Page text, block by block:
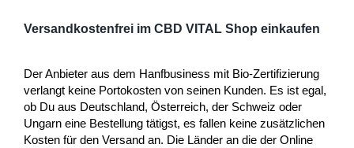
Versandkostenfrei im CBD VITAL Shop einkaufen
Der Anbieter aus dem Hanfbusiness mit Bio-Zertifizierung
verlangt keine Portokosten von seinen Kunden. Es ist egal,
ob Du aus Deutschland, Österreich, der Schweiz oder
Ungarn eine Bestellung tätigst, es fallen keine zusätzlichen
Kosten für den Versand an. Die Länder an die der Online